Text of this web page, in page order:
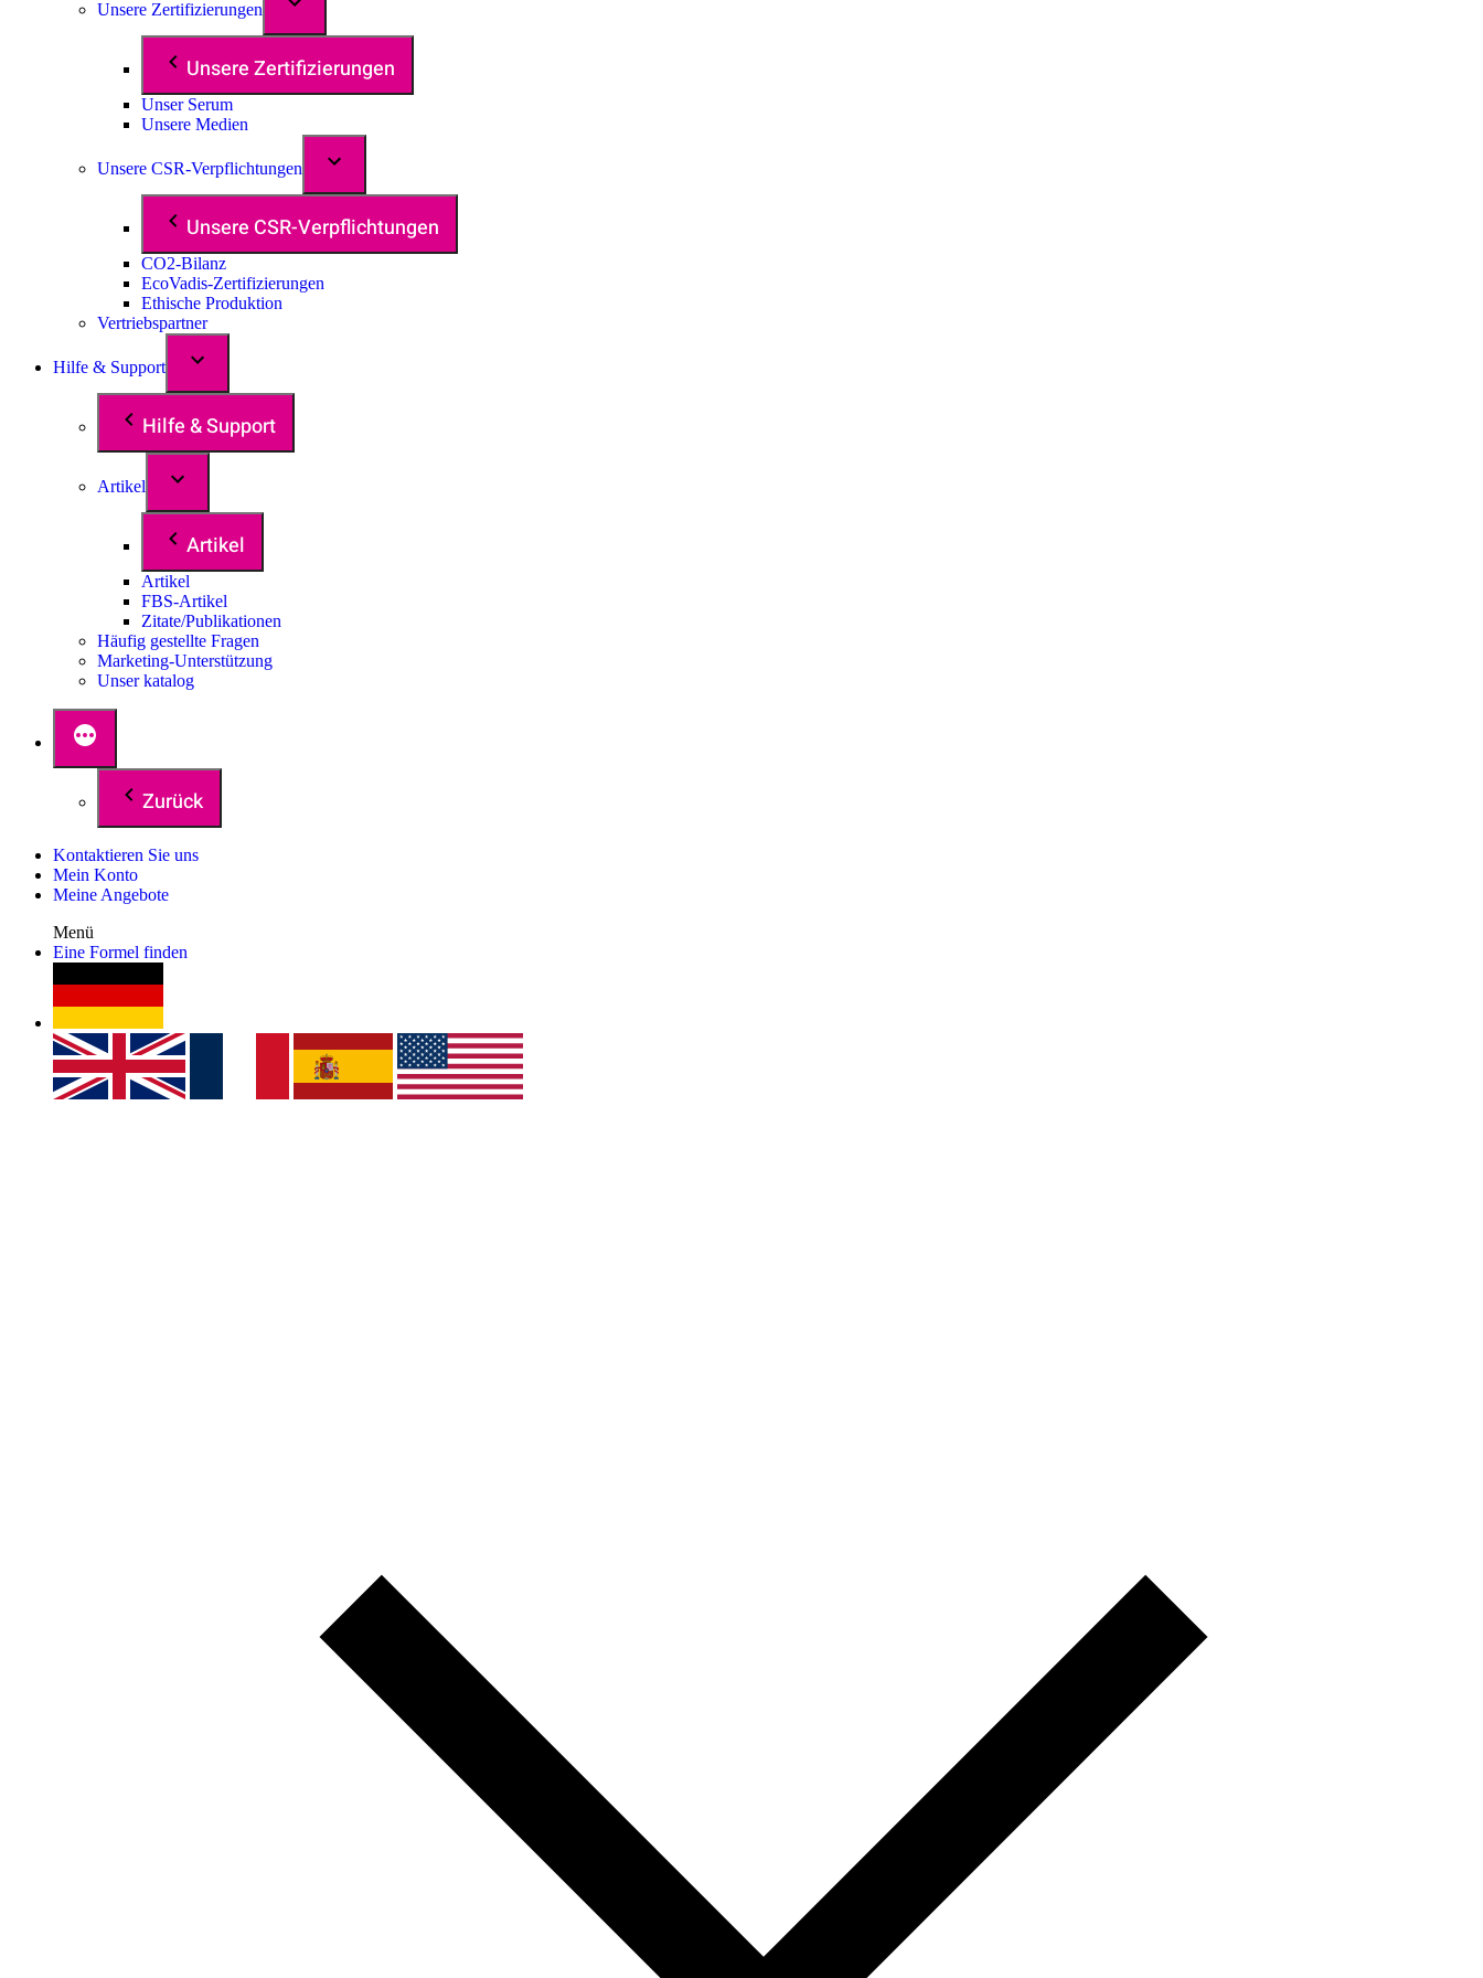
Unsere Zertifizierungen
Unsere Zertifizierungen
Unser Serum
Unsere Medien
Unsere CSR-Verpflichtungen
Unsere CSR-Verpflichtungen
CO2-Bilanz
EcoVadis-Zertifizierungen
Ethische Produktion
Vertriebspartner
Hilfe & Support
Hilfe & Support
Artikel
Artikel
Artikel
FBS-Artikel
Zitate/Publikationen
Häufig gestellte Fragen
Marketing-Unterstützung
Unser katalog
Zurück
Kontaktieren Sie uns
Mein Konto
Meine Angebote
Menü
Eine Formel finden